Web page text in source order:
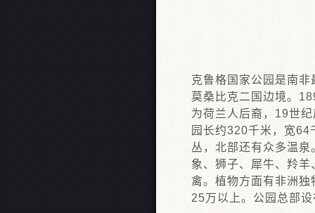
克鲁格国家公园是南
莫桑比克二国边境。
为荷兰人后裔，19世
园长约320千米，宽64
丛，北部还有众多温
象、狮子、犀牛、羚
禽。植物方面有非洲
25万以上。公园总部